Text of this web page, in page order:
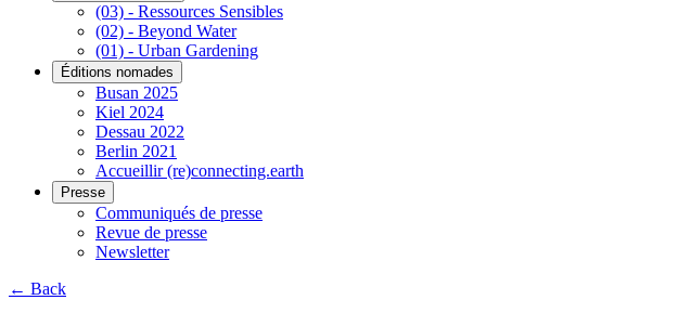
(03) - Ressources Sensibles
(02) - Beyond Water
(01) - Urban Gardening
Éditions nomades
Busan 2025
Kiel 2024
Dessau 2022
Berlin 2021
Accueillir (re)connecting.earth
Presse
Communiqués de presse
Revue de presse
Newsletter
← Back